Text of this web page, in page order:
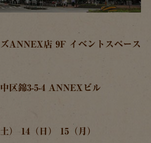
ANNEX店 9F イベントスペース
区錦3-5-4 ANNEXビル
） 14（日） 15（月）